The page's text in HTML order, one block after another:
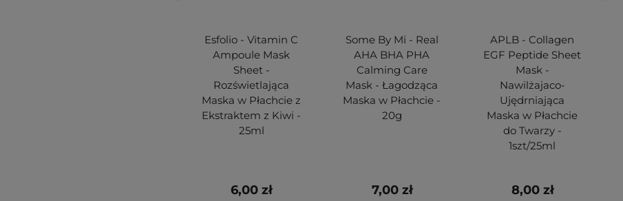
Esfolio - Vitamin C
Ampoule Mask
Sheet -
Rozświetlająca
Maska w Płachcie z
Ekstraktem z Kiwi -
25ml
6,00 zł
Some By Mi - Real
AHA BHA PHA
Calming Care
Mask - Łagodząca
Maska w Płachcie -
20g
7,00 zł
APLB - Collagen
EGF Peptide Sheet
Mask -
Nawilżajaco-
Ujędrniająca
Maska w Płachcie
do Twarzy -
1szt/25ml
8,00 zł